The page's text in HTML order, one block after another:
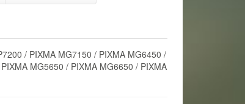
/ PIXMA MG7150 / PIXMA MG6450 /
MG5650 / PIXMA MG6650 / PIXMA